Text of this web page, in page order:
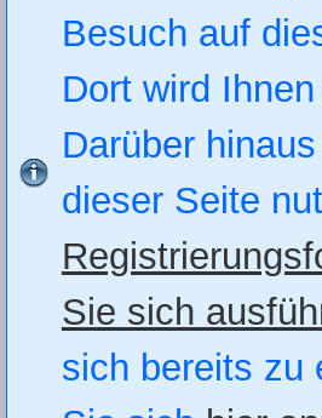
Besuch auf
Dort wird
Darüber
dieser Seite
Sie sich
sich bereits zu